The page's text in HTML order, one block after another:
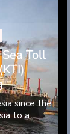
Toll
since the
to a